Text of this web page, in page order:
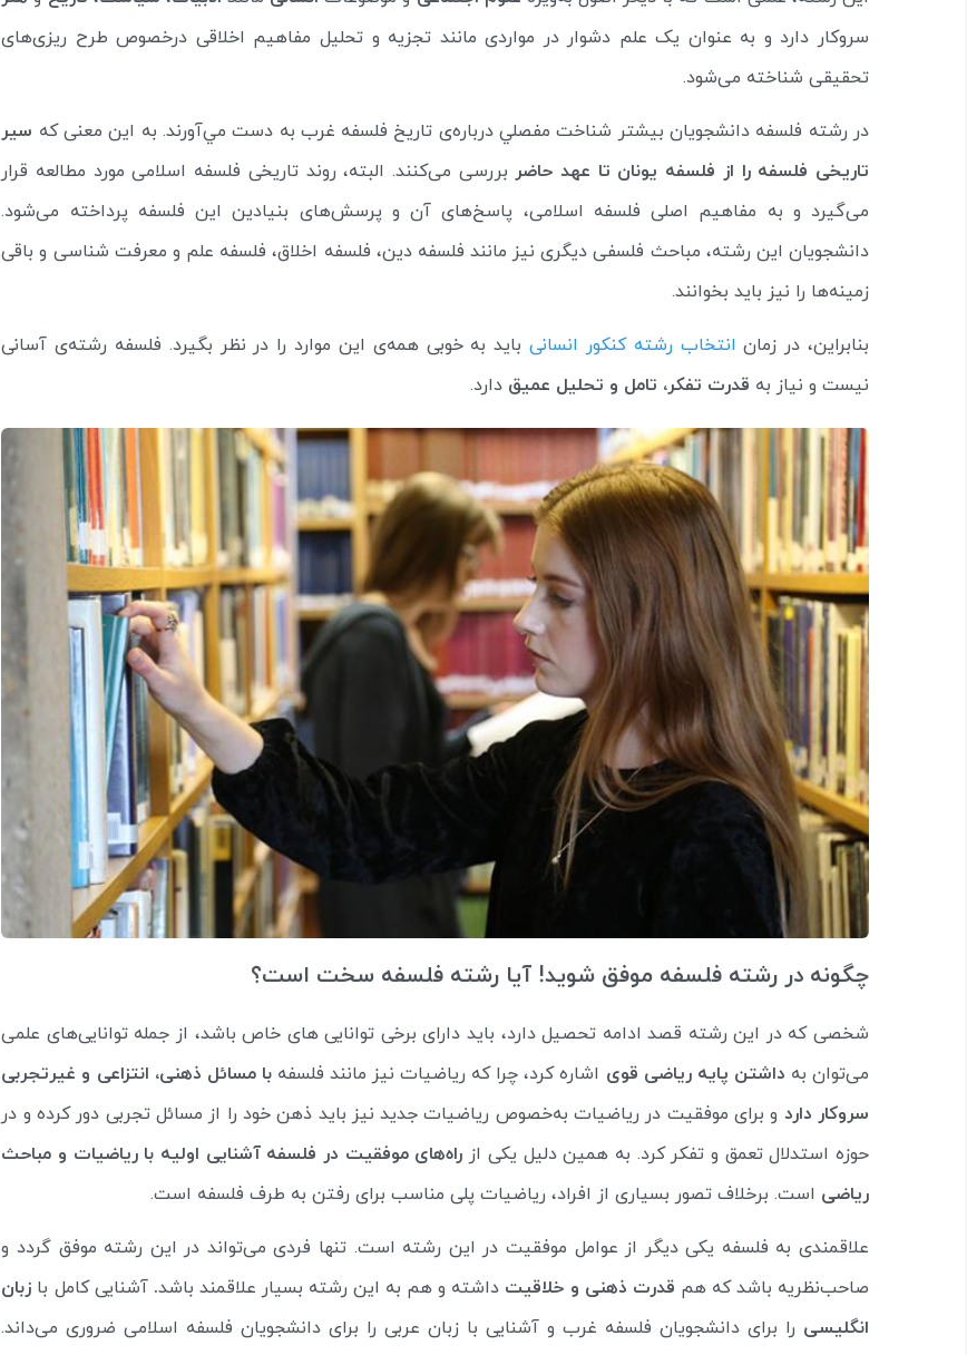
سروکار دارد و به عنوان یک علم دشوار در مواردی مانند تجزیه و تحلیل مفاهیم اخلاقی درخصوص طرح ریزی‌های
تحقیقی شناخته می‌شود.
در رشته‌ فلسفه‌ دانشجويان‌ بيشتر شناخت‌ مفصلي‌ درباره‌‌ی تاريخ‌ فلسفه‌ غرب‌ به‌ دست‌ مي‌آورند. به این معنی که سیر
تاریخی فلسفه را از فلسفه یونان تا عهد حاضر بررسی‌ می‌کنند. البته، روند تاریخی فلسفه اسلامی مورد مطالعه قرار
می‌گیرد و به مفاهیم اصلی فلسفه اسلامی، پاسخ‌های آن و پرسش‌های بنیادین این فلسفه پرداخته می‌شود.
دانشجویان این رشته، مباحث فلسفی دیگری نیز مانند فلسفه دین، فلسفه اخلاق، فلسفه علم و معرفت شناسی و باقی
زمینه‌ها را نیز باید بخوانند.
بنابراین، در زمان انتخاب رشته کنکور انسانیباید به خوبی همه‌ی این موارد را در نظر بگیرد. فلسفه رشته‌ی آسانی
نیست و نیاز به قدرت تفکر، تامل و تحلیل عمیق دارد.
چگونه در رشته فلسفه موفق شوید! آیا رشته فلسفه سخت است؟
شخصی که در این رشته قصد ادامه تحصیل دارد، باید دارای برخی توانایی های خاص باشد، از جمله توانایی‌های علمی
می‌توان به داشتن پایه ریاضی قوی اشاره کرد، چرا که ریاضیات نیز مانند فلسفهبا مسائل ذهنی، انتزاعی و غیرتجربی
سروکار دارد و برای موفقیت در ریاضیات به‌خصوص ریاضیات جدید نیز باید ذهن خود را از مسائل تجربی دور کرده و در
حوزه استدلال تعمق و تفکر کرد. به همین دلیل یکی از راه‌های موفقیت در فلسفه آشنایی اولیه با ریاضیات و مباحث
ریاضی است. برخلاف تصور بسیاری از افراد، ریاضیات پلی مناسب برای رفتن به طرف فلسفه است.
علاقمندی به فلسفه یکی دیگر از عوامل موفقیت در این رشته است. تنها فردی می‌تواند در این رشته موفق گردد و
صاحب‌نظریه باشد که هم قدرت ذهنی و خلاقیت داشته و هم به این رشته بسیار علاقمند باشد. آشنایی کامل با زبان
انگلیسی را برای دانشجویان فلسفه غرب و آشنایی با زبان عربی را برای دانشجویان فلسفه اسلامی ضروری می‌داند.